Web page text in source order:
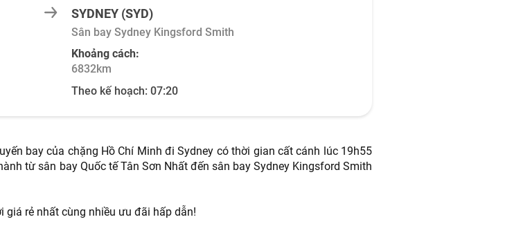
SYDNEY (SYD)
Sân bay Sydney Kingsford Smith
Khoảng cách:
6832km
Theo kế hoạch: 07:20
bay của chặng Hồ Chí Minh đi Sydney có thời gian cất cánh lúc 19h55
từ sân bay Quốc tế Tân Sơn Nhất đến sân bay Sydney Kingsford Smith
giá rẻ nhất cùng nhiều ưu đãi hấp dẫn!
TƯ VẤN NGAY